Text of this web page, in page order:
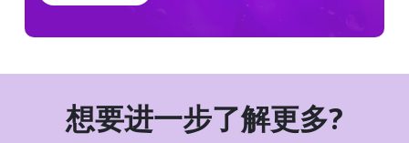
想要进一步了解更多?